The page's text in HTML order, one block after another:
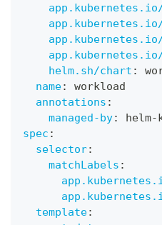
app.kubernetes.io/
app.kubernetes.io/
helm.sh/chart :
name:
workload
annotations :
managed-by: helm-
spec :
selector:
matchLabels :
template: